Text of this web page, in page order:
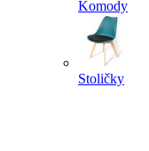
Komody
Stoličky